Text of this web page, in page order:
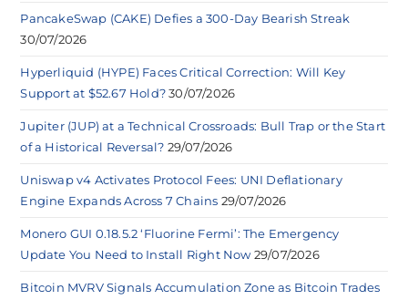
PancakeSwap (CAKE) Defies a 300-Day Bearish Streak
30/07/2026
Hyperliquid (HYPE) Faces Critical Correction: Will Key
Support at $52.67 Hold? 30/07/2026
Jupiter (JUP) at a Technical Crossroads: Bull Trap or the Start
of a Historical Reversal? 29/07/2026
Uniswap v4 Activates Protocol Fees: UNI Deflationary
Engine Expands Across 7 Chains 29/07/2026
Monero GUI 0.18.5.2 ‘Fluorine Fermi’: The Emergency
Update You Need to Install Right Now 29/07/2026
Bitcoin MVRV Signals Accumulation Zone as Bitcoin Trades